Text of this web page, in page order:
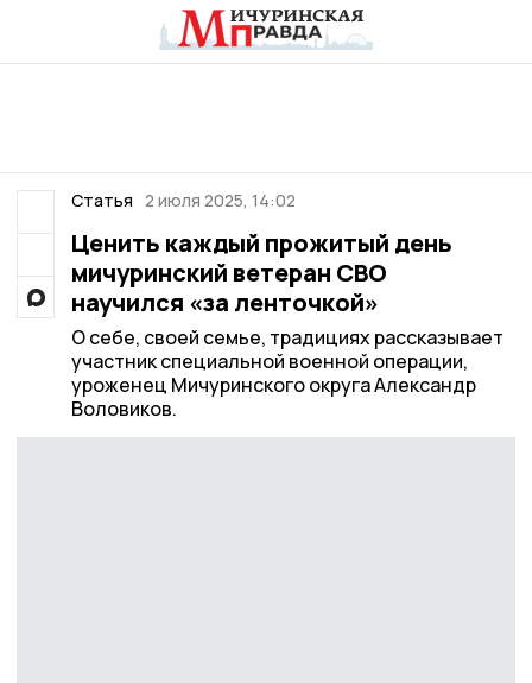
Статья 2 июля 2025, 14:02
Ценить каждый прожитый день
мичуринский ветеран СВО
научился «за ленточкой»
О себе, своей семье, традициях рассказывает
участник специальной военной операции,
уроженец Мичуринского округа Александр
Воловиков.